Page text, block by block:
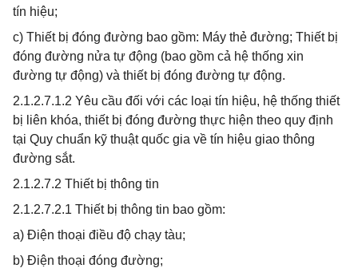
tín hiệu;
c) Thiết bị đóng đường bao gồm: Máy thẻ đường; Thiết bị
đóng đường nửa tự động (bao gồm cả hệ thống xin
đường tự động) và thiết bị đóng đường tự động.
2.1.2.7.1.2 Yêu cầu đối với các loại tín hiệu, hệ thống thiết
bị liên khóa, thiết bị đóng đường thực hiện theo quy định
tại Quy chuẩn kỹ thuật quốc gia về tín hiệu giao thông
đường sắt.
2.1.2.7.2 Thiết bị thông tin
2.1.2.7.2.1 Thiết bị thông tin bao gồm:
a) Điện thoại điều độ chạy tàu;
b) Điện thoại đóng đường;